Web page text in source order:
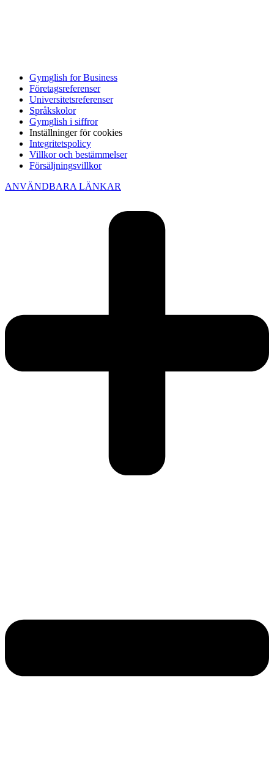
Gymglish for Business
Företagsreferenser
Universitetsreferenser
Språkskolor
Gymglish i siffror
Inställninger för cookies
Integritetspolicy
Villkor och bestämmelser
Försäljningsvillkor
ANVÄNDBARA LÄNKAR